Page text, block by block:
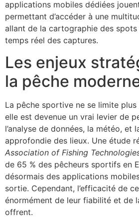
applications mobiles dédiées
permettant d’accéder à une
allant de la cartographie des spots
temps réel des captures.
Les enjeux
la pêche
La pêche sportive ne se limite
elle est devenue un vrai levier de
l’analyse de données, la météo, et
approfondie des lieux. Une étude
Association of Fishing
de 65 % des pêcheurs sportifs en
désormais des applications
sortie. Cependant, l’efficacité de
énormément de leur fiabilité et de
offrent.